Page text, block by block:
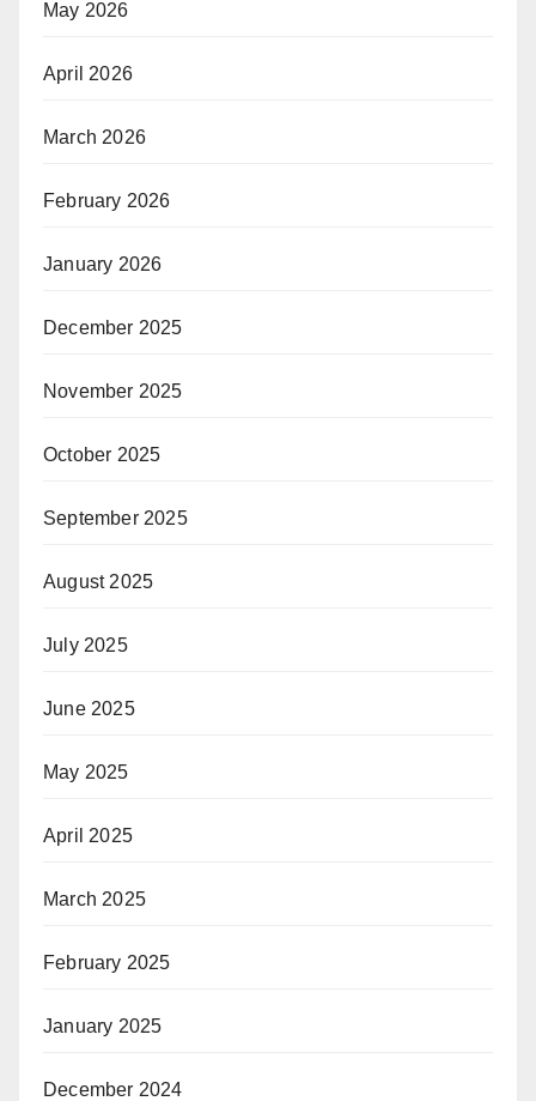
May 2026
April 2026
March 2026
February 2026
January 2026
December 2025
November 2025
October 2025
September 2025
August 2025
July 2025
June 2025
May 2025
April 2025
March 2025
February 2025
January 2025
December 2024